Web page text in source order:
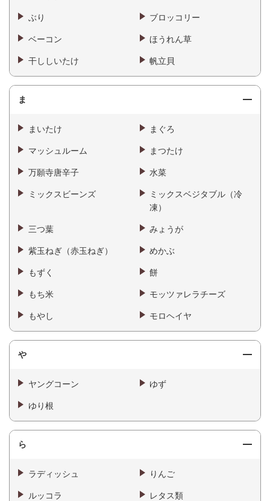
ぶり ブロッコリー
ベーコン ほうれん草
干ししいたけ 帆立貝
ま
まいたけ まぐろ
マッシュルーム まつたけ
万願寺唐辛子 水菜
ミックスビーンズ
ミックスベジタブル（冷
凍）
三つ葉 みょうが
紫玉ねぎ（赤玉ねぎ） めかぶ
もずく 餅
もち米 モッツァレラチーズ
もやし モロヘイヤ
や
ヤングコーン ゆず
ゆり根
ら
ラディッシュ りんご
ルッコラ レタス類